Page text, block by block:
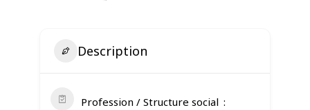
Description
Profession / Structure social